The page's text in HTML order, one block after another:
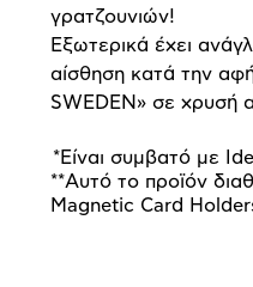
γρατζουνιών!
Εξωτερικά έχει
αίσθηση κατά την
SWEDEN» σε χρυσή
*Είναι συμβατό με
**Αυτό το προϊόν
Magnetic Card